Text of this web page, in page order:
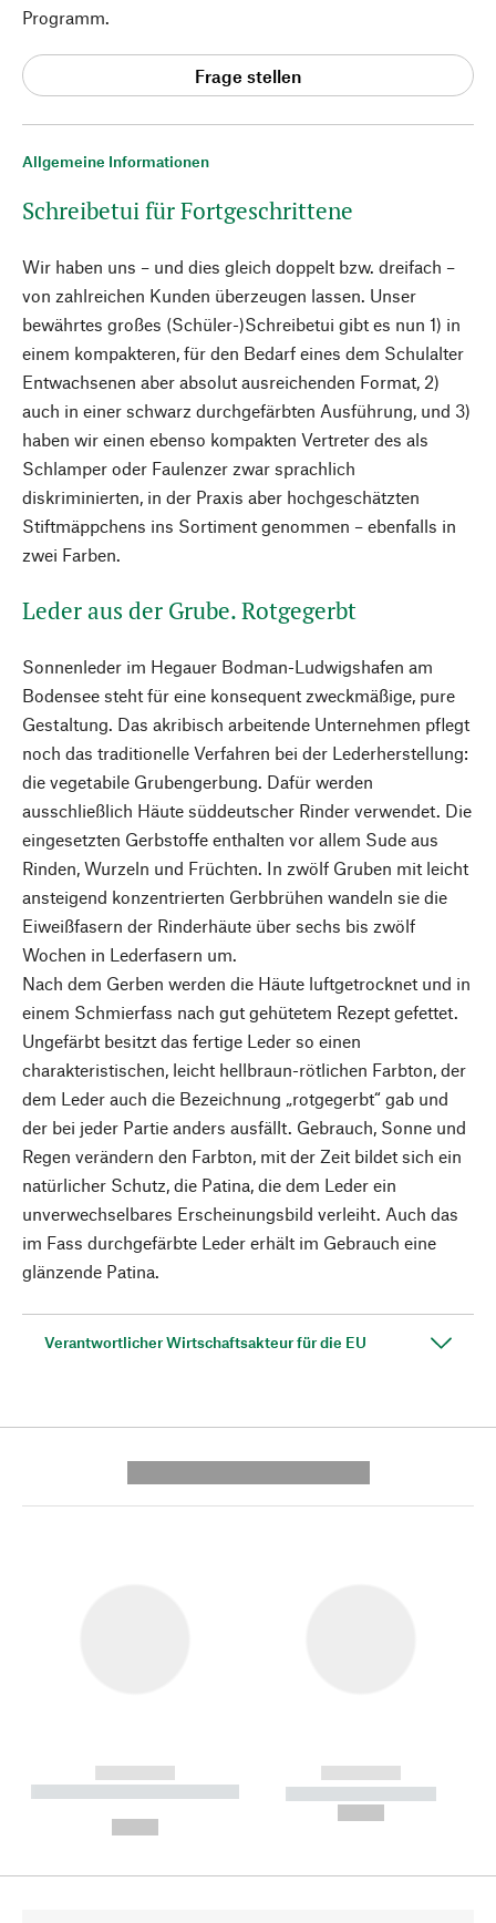
Allgemeine Informationen
Schreibetui für Fortgeschrittene
Wir haben uns – und dies gleich doppelt bzw. dreifach –
von zahlreichen Kunden überzeugen lassen. Unser
bewährtes großes (Schüler-)Schreibetui gibt es nun 1) in
einem kompakteren, für den Bedarf eines dem Schulalter
Entwachsenen aber absolut ausreichenden Format, 2)
auch in einer schwarz durchgefärbten Ausführung, und 3)
haben wir einen ebenso kompakten Vertreter des als
Schlamper oder Faulenzer zwar sprachlich
diskriminierten, in der Praxis aber hochgeschätzten
Stiftmäppchens ins Sortiment genommen – ebenfalls in
zwei Farben.
Leder aus der Grube. Rotgegerbt
Sonnenleder im Hegauer Bodman-Ludwigshafen am
Bodensee steht für eine konsequent zweckmäßige, pure
Gestaltung. Das akribisch arbeitende Unternehmen pflegt
noch das traditionelle Verfahren bei der Lederherstellung:
die vegetabile Grubengerbung. Dafür werden
ausschließlich Häute süddeutscher Rinder verwendet. Die
eingesetzten Gerbstoffe enthalten vor allem Sude aus
Rinden, Wurzeln und Früchten. In zwölf Gruben mit leicht
ansteigend konzentrierten Gerbbrühen wandeln sie die
Eiweißfasern der Rinderhäute über sechs bis zwölf
Wochen in Lederfasern um.
Nach dem Gerben werden die Häute luftgetrocknet und in
einem Schmierfass nach gut gehütetem Rezept gefettet.
Ungefärbt besitzt das fertige Leder so einen
charakteristischen, leicht hellbraun-rötlichen Farbton, der
dem Leder auch die Bezeichnung „rotgegerbt“ gab und
der bei jeder Partie anders ausfällt. Gebrauch, Sonne und
Regen verändern den Farbton, mit der Zeit bildet sich ein
natürlicher Schutz, die Patina, die dem Leder ein
unverwechselbares Erscheinungsbild verleiht. Auch das
im Fass durchgefärbte Leder erhält im Gebrauch eine
glänzende Patina.
Verantwortlicher Wirtschaftsakteur für die EU
Programm.
Frage stellen
------------
----------- ----------- --------
------------
----------- -----------